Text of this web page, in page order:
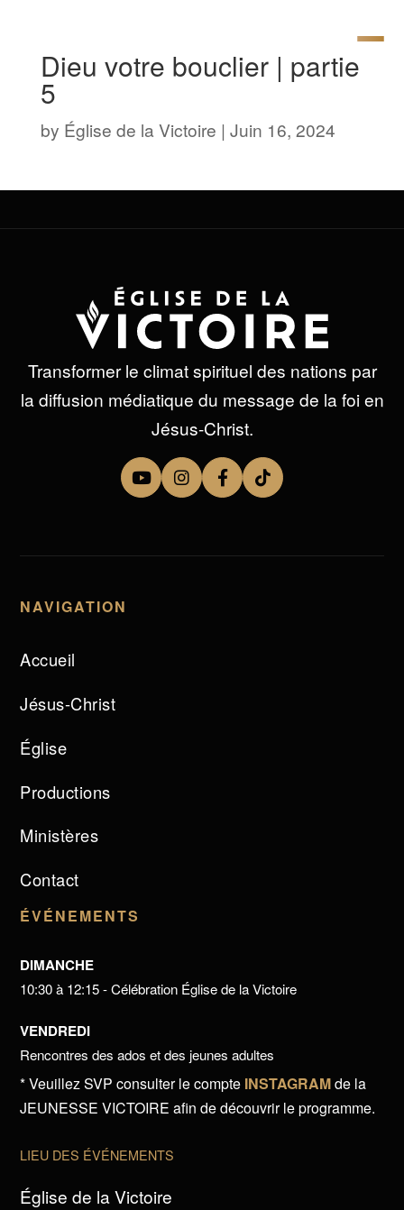
Dieu votre bouclier | partie
5
by Église de la Victoire | Juin 16, 2024
Transformer le climat spirituel des nations par
la diffusion médiatique du message de la foi en
Jésus-Christ.
NAVIGATION
Accueil
Jésus-Christ
Église
Productions
Ministères
Contact
ÉVÉNEMENTS
DIMANCHE
10:30 à 12:15 - Célébration Église de la Victoire
VENDREDI
Rencontres des ados et des jeunes adultes
* Veuillez SVP consulter le compte INSTAGRAMde la
JEUNESSE VICTOIRE afin de découvrir le programme.
LIEU DES ÉVÉNEMENTS
Église de la Victoire